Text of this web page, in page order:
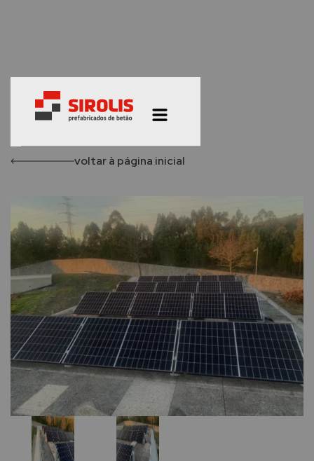
voltar à página inicial